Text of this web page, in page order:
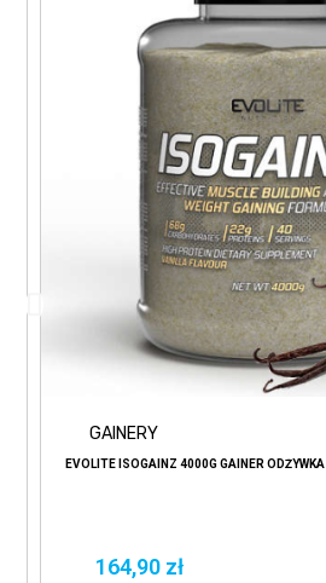
GAINERY
EVOLITE ISOGAINZ 4000G GAINER
164,90 zł